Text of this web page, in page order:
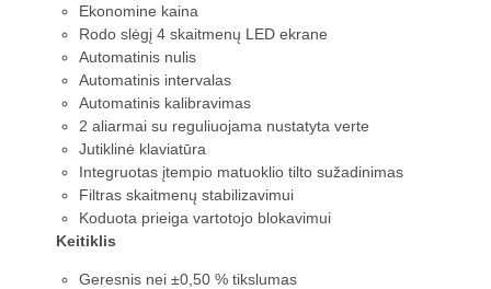
Ekonomine kaina
Rodo slėgį 4 skaitmenų LED ekrane
Automatinis nulis
Automatinis intervalas
Automatinis kalibravimas
2 aliarmai su reguliuojama nustatyta verte
Jutiklinė klaviatūra
Integruotas įtempio matuoklio tilto sužadinimas
Filtras skaitmenų stabilizavimui
Koduota prieiga vartotojo blokavimui
Keitiklis
Geresnis nei ±0,50 % tikslumas